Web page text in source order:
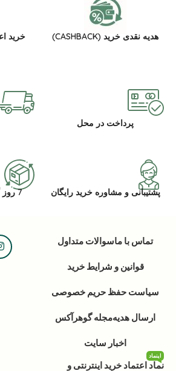
هدیه نقدی خرید (CASHBACK)
پرداخت در محل
پشتیبانی و مشاوره خرید رایگان 7 روز گارانتی بازگشت کالا
تماس با ماسوالات متداول
قوانین و شرایط خرید
سیاست حفظ حریم خصوصی
ارسال هدیهمجله گوهرآکس
اخبار سایت
نماد اعتماد خرید اینترنتی و
اینماد